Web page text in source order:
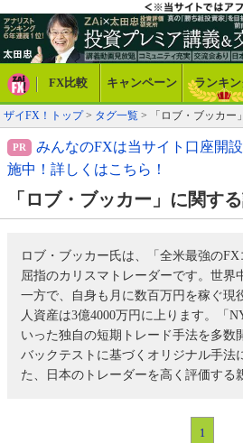
FX比較 キャンペーン ランキ
ザイFX！トップ> タグ一覧 > 「ロブ・ブッカー
みんなのFXは当サイト口座開
施中！詳しくはこちら！
「ロブ・ブッカー」に関す
ロブ・ブッカー氏は、「全米最強の
屈指のカリスマトレーダーです。世界
一方で、自身も月に数百万円を稼ぐ現
人資産は3億4000万円に上ります。「
いった独自の短期トレード手法を多数
バックテストに基づくオリジナル手法
た、日本のトレーダーを高く評価する
1